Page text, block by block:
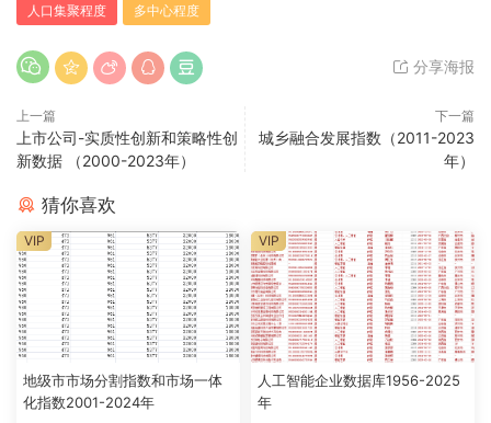
人口集聚程度 多中心程度
分享海报
上一篇
上市公司-实质性创新和策略性创
新数据 （2000-2023年）
下一篇
城乡融合发展指数（2011-2023
年）
猜你喜欢
地级市市场分割指数和市场一体
化指数2001-2024年
VIP
人工智能企业数据库1956-2025
年
VIP